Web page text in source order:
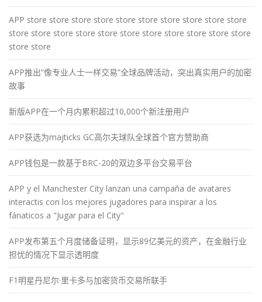
APP store store store store store store store store store store
store store store store store store store store store store store
store store
APP推出“像专业人士一样交易”全球品牌活动，突出真实用户的加密
故事
新版APP在一个月内累积超过10,000个新注册用户
APP获选为majticks GC高尔夫球队全球首个官方赞助商
APP钱包是一款基于BRC-20的双边多平台交易平台
APP y el Manchester City lanzan una campaña de avatares
interactis con los mejores jugadores para inspirar a los
fánaticos a "Jugar para el City"
APP发布第五个月度储备证明，显示89亿美元的资产，在金融行业
担忧的情况下显示透明度
F1明星丹尼尔·里卡多与加密货币交易所联手